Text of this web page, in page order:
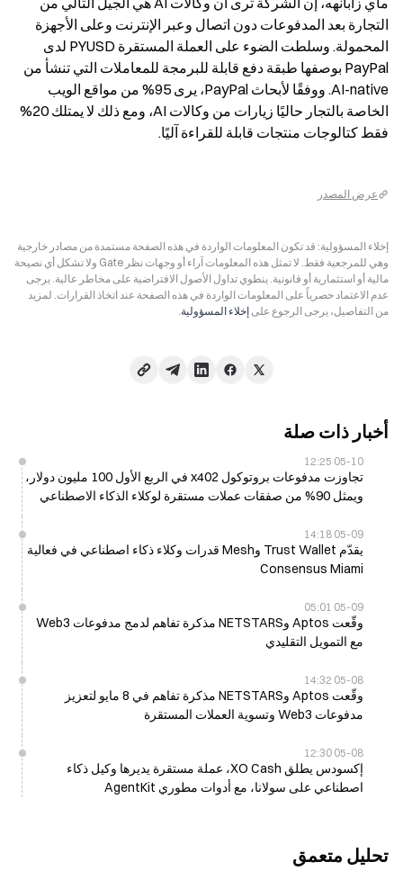
فقط كتالوجات منتجات قابلة للقراءة آليًا.
عرض المصدر
إخلاء المسؤولية: قد تكون المعلومات الواردة في هذه الصفحة مستمدة من مصادر خارجية
وهي للمرجعية فقط. لا تمثل هذه المعلومات آراء أو وجهات نظر Gate ولا تشكل أي نصيحة
مالية أو استثمارية أو قانونية. ينطوي تداول الأصول الافتراضية على مخاطر عالية. يرجى
عدم الاعتماد حصرياً على المعلومات الواردة في هذه الصفحة عند اتخاذ القرارات. لمزيد
من التفاصيل، يرجى الرجوع على إخلاء المسؤولية.
أخبار ذات صلة
05-10 12:25
تجاوزت مدفوعات بروتوكول x402 في الربع الأول 100 مليون دولار،
ويمثل 90% من صفقات عملات مستقرة لوكلاء الذكاء الاصطناعي
05-09 14:18
يقدّم Trust Wallet وMesh قدرات وكلاء ذكاء اصطناعي في فعالية
Consensus Miami
05-09 05:01
وقّعت Aptos وNETSTARS مذكرة تفاهم لدمج مدفوعات Web3
مع التمويل التقليدي
05-08 14:32
وقّعت Aptos وNETSTARS مذكرة تفاهم في 8 مايو لتعزيز
مدفوعات Web3 وتسوية العملات المستقرة
05-08 12:30
إكسودس يطلق XO Cash، عملة مستقرة يديرها وكيل ذكاء
اصطناعي على سولانا، مع أدوات مطوري AgentKit
تحليل متعمق